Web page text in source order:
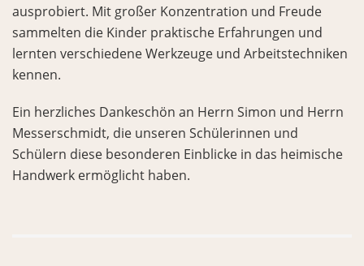
ausprobiert. Mit großer Konzentration und Freude
sammelten die Kinder praktische Erfahrungen und
lernten verschiedene Werkzeuge und Arbeitstechniken
kennen.
Ein herzliches Dankeschön an Herrn Simon und Herrn
Messerschmidt, die unseren Schülerinnen und
Schülern diese besonderen Einblicke in das heimische
Handwerk ermöglicht haben.